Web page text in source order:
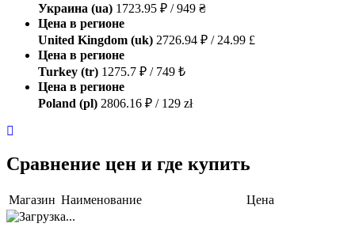
Украина (ua) 1723.95 ₽ / 949 ₴
Цена в регионе
United Kingdom (uk) 2726.94 ₽ / 24.99 £
Цена в регионе
Turkey (tr) 1275.7 ₽ / 749 ₺
Цена в регионе
Poland (pl) 2806.16 ₽ / 129 zł
Сравнение цен и где купить
Магазин Наименование Цена